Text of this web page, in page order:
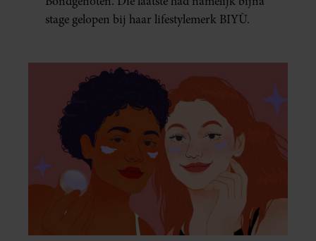
stage gelopen bij haar lifestylemerk BIYÙ.